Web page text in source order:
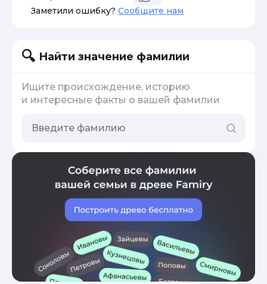
Заметили ошибку? Сообщите нам
Найти значение фамилии
Ищите происхождение, историю
и интересные факты о вашей фамилии